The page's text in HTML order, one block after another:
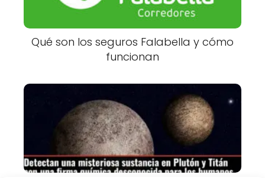
Qué son los seguros Falabella y cómo
funcionan